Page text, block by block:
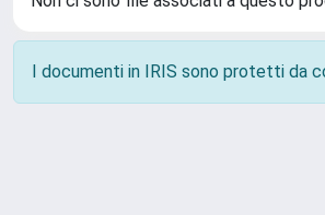
I documenti in IRIS sono protetti da